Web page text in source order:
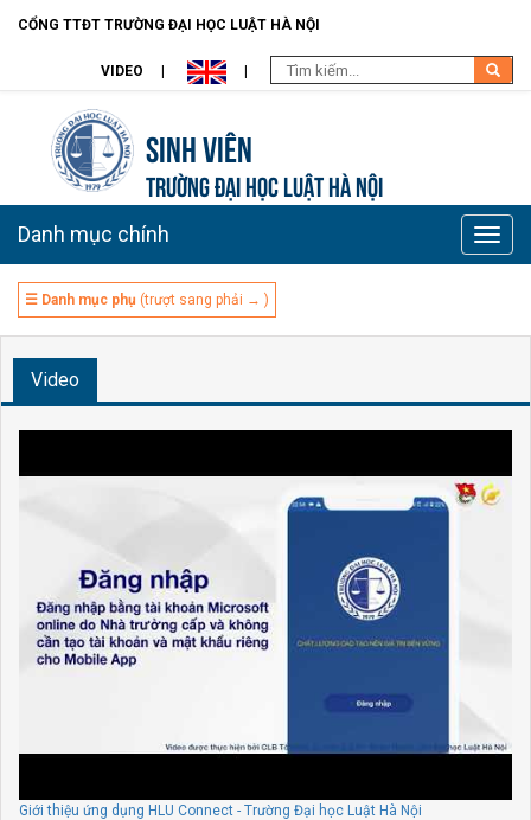
CỔNG TTĐT TRƯỜNG ĐẠI HỌC LUẬT HÀ NỘI
VIDEO
Sinh viên
TRƯỜNG ĐẠI HỌC LUẬT HÀ NỘI
Toggle
Danh mục chính
☰ Danh mục phụ (trượt sang phải → )
Video
Giới thiệu ứng dụng HLU Connect - Trường Đại học Luật Hà Nội